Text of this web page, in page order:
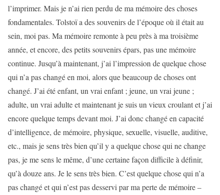
l’imprimer. Mais je n’ai rien perdu de ma mémoire des choses
fondamentales. Tolstoï a des souvenirs de l’époque où il était au
sein, moi pas. Ma mémoire remonte à peu près à ma troisième
année, et encore, des petits souvenirs épars, pas une mémoire
continue. Jusqu’à maintenant, j’ai l’impression de quelque chose
qui n’a pas changé en moi, alors que beaucoup de choses ont
changé. J’ai été enfant, un vrai enfant ; jeune, un vrai jeune ;
adulte, un vrai adulte et maintenant je suis un vieux croulant et j’ai
encore quelque temps devant moi. J’ai donc changé en capacité
d’intelligence, de mémoire, physique, sexuelle, visuelle, auditive,
etc., mais je sens très bien qu’il y a quelque chose qui ne change
pas, je me sens le même, d’une certaine façon difficile à définir,
qu’à douze ans. Je le sens très bien. C’est quelque chose qui n’a
pas changé et qui n’est pas desservi par ma perte de mémoire –